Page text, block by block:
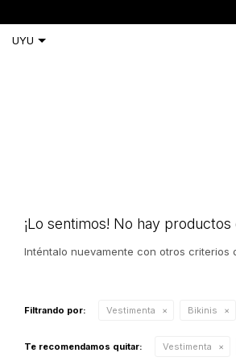
¡Lo sentimos! No hay
Inténtalo nuevamente con otros
Filtrando por: Vestimenta Bikinis
Te recomendamos quitar: Vestimenta